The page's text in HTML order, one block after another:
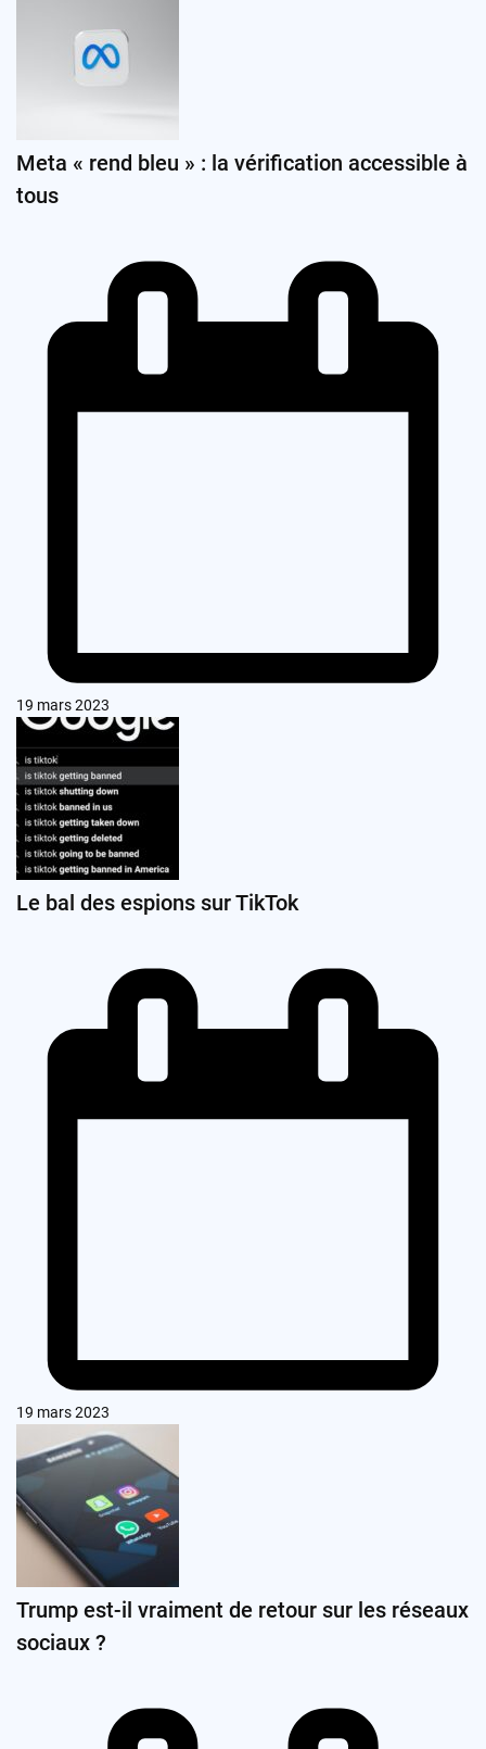
Meta « rend bleu » : la vérification accessible à
tous
19 mars 2023
Le bal des espions sur TikTok
19 mars 2023
Trump est-il vraiment de retour sur les réseaux
sociaux ?